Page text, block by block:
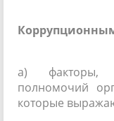
а) факторы,
полномочий
которые